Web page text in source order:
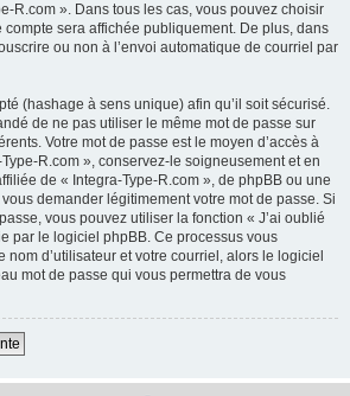
R.com ». Dans tous les cas, vous pouvez choisir
sera affichée publiquement. De plus, dans
ou non à l’envoi automatique de courriel par
(hashage à sens unique) afin qu’il soit sécurisé.
de ne pas utiliser le même mot de passe sur
Votre mot de passe est le moyen d’accès à
R.com », conservez-le soigneusement et en
de « Integra-Type-R.com », de phpBB ou une
demander légitimement votre mot de passe. Si
vous pouvez utiliser la fonction « J’ai oublié
par le logiciel phpBB. Ce processus vous
d’utilisateur et votre courriel, alors le logiciel
mot de passe qui vous permettra de vous